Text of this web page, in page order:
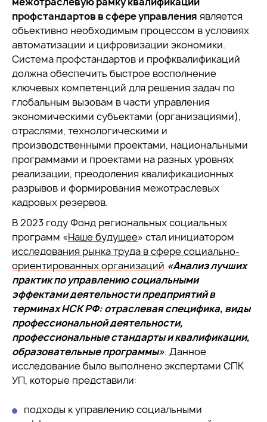
профстандартов в сфере управления является
объективно необходимым процессом в условиях
автоматизации и цифровизации экономики.
Система профстандартов и профквалификаций
должна обеспечить быстрое восполнение
ключевых компетенций для решения задач по
глобальным вызовам в части управления
экономическими субъектами (организациями),
отраслями, технологическими и
производственными проектами, национальными
программами и проектами на разных уровнях
реализации, преодоления квалификационных
разрывов и формирования межотраслевых
кадровых резервов.
В 2023 году Фонд региональных социальных
программ «Наше будущее» стал инициатором
исследования рынка труда в сфере социально-
ориентированных организаций «Анализ лучших
практик по управлению социальными
эффектами деятельности предприятий в
терминах НСК РФ: отраслевая специфика, виды
профессиональной деятельности,
профессиональные стандарты и квалификации,
образовательные программы». Данное
исследование было выполнено экспертами СПК
УП, которые представили:
подходы к управлению социальными